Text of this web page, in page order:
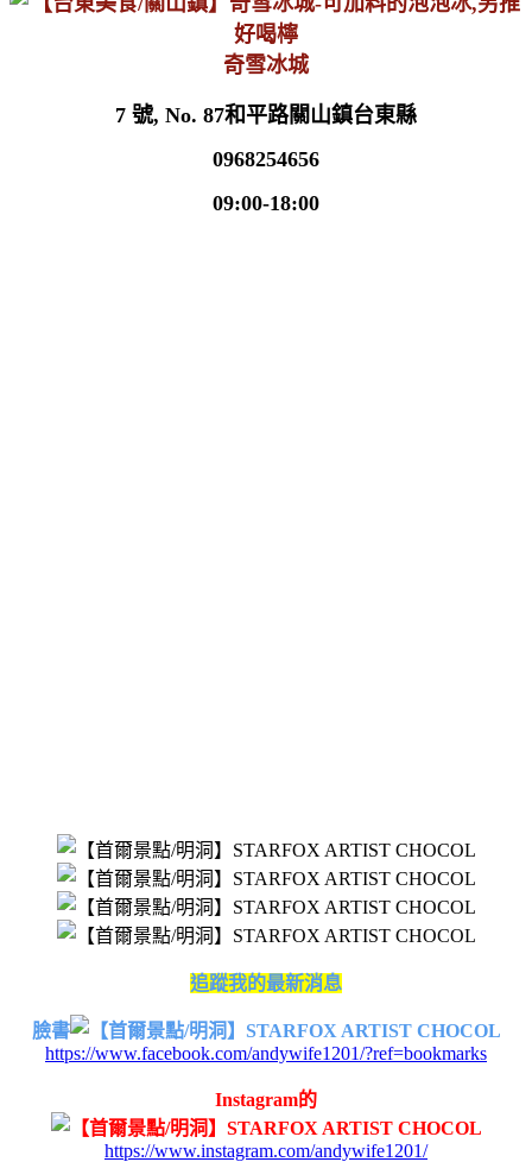
奇雪冰城
7 號, No. 87和平路關山鎮台東縣
0968254656
09:00-18:00
追蹤我的最新消息
臉書
https://www.facebook.com/andywife1201/?ref=bookmarks
Instagram的
https://www.instagram.com/andywife1201/